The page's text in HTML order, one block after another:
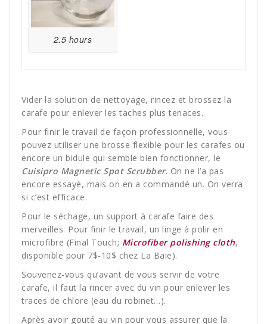
2.5 hours
Vider la solution de nettoyage, rincez et brossez la
carafe pour enlever les taches plus tenaces.
Pour finir le travail de façon professionnelle, vous
pouvez utiliser une brosse flexible pour les carafes ou
encore un bidule qui semble bien fonctionner, le
Cuisipro Magnetic Spot Scrubber. On ne l’a pas
encore essayé, mais on en a commandé un. On verra
si c’est efficace.
Pour le séchage, un support à carafe faire des
merveilles. Pour finir le travail, un linge à polir en
microfibre (Final Touch; Microfiber polishing cloth,
disponible pour 7$-10$ chez La Baie).
Souvenez-vous qu’avant de vous servir de votre
carafe, il faut la rincer avec du vin pour enlever les
traces de chlore (eau du robinet…).
Après avoir gouté au vin pour vous assurer que la